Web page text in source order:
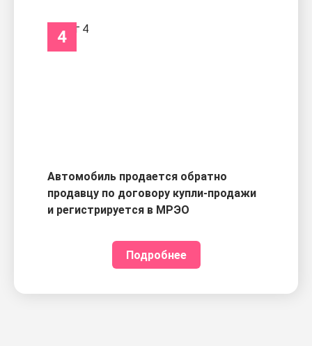
4
Автомобиль продается обратно
продавцу по договору купли-продажи
и регистрируется в МРЭО
Подробнее